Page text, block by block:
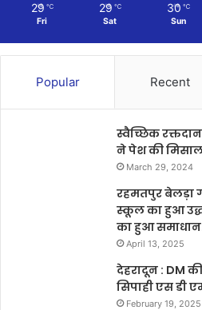
29 ℃
Fri
29 ℃
Sat
30 ℃
Sun
Popular Recent
स्वैच्छिक
ने पेश की
March 29, 2024
रहमतपुर बेलड़ा
स्कूल का हुआ
का हुआ
April 13, 2025
देहरादून : DM
सिपाही एस डी
February 19, 2025